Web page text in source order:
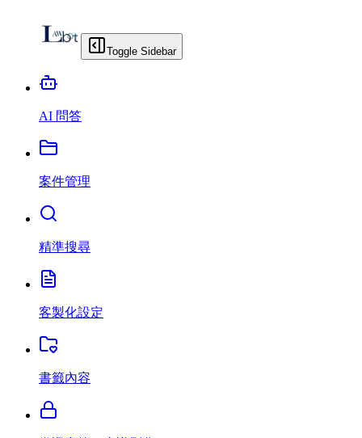
Toggle Sidebar
AI 問答
案件管理
精準搜尋
客製化設定
書籤內容